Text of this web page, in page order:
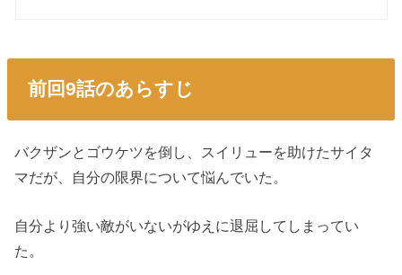
前回9話のあらすじ
バクザンとゴウケツを倒し、スイリューを助けたサイタ
マだが、自分の限界について悩んでいた。
自分より強い敵がいないがゆえに退屈してしまってい
た。